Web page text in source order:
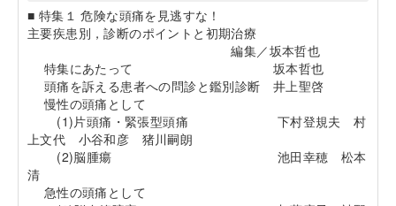
■ 特集１ 危険な頭痛を見逃すな！
主要疾患別，診断のポイントと初期治療
編集／坂本哲也
特集にあたって 坂本哲也
頭痛を訴える患者への問診と鑑別診断 井上聖啓
慢性の頭痛として
(1)片頭痛・緊張型頭痛 下村登規夫 村
上文代 小谷和彦 猪川嗣朗
(2)脳腫瘍 池田幸穂 松本
清
急性の頭痛として